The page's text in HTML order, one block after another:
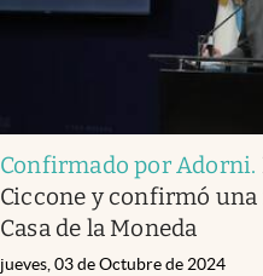
Confirmado por Adorni.
Ciccone y confirmó
Casa de la Moneda
jueves, 03 de Octubre de 2024